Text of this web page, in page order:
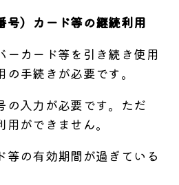
号）カード等の継続利用
ーカード等を引き続き使用
手続きが必要です。
の入力が必要です。ただ
ができません。
等の有効期間が過ぎている